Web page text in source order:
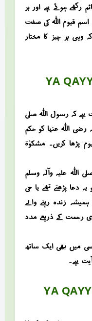
رکھے ہوئے ہے اور ہر
اسم قیوم اللہ کی صفت
وہی ہر چیز کا مختار
YA
کہ رسول اللہ صلی
رضی اللہ عنہا کو حکم
پڑھا کریں۔ مشکوٰۃ
علیہ وآلہ وسلم
دعا پڑھتے تھے یا حی
زندہ رہنے والے
رحمت کے ذریعے مدد
میں بھی ایک ساتھ
ہے۔
YA